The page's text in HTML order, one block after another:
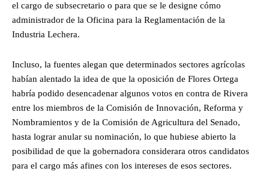
el cargo de subsecretario o para que se le designe cómo
administrador de la Oficina para la Reglamentación de la
Industria Lechera.
Incluso, la fuentes alegan que determinados sectores agrícolas
habían alentado la idea de que la oposición de Flores Ortega
habría podido desencadenar algunos votos en contra de Rivera
entre los miembros de la Comisión de Innovación, Reforma y
Nombramientos y de la Comisión de Agricultura del Senado,
hasta lograr anular su nominación, lo que hubiese abierto la
posibilidad de que la gobernadora considerara otros candidatos
para el cargo más afines con los intereses de esos sectores.